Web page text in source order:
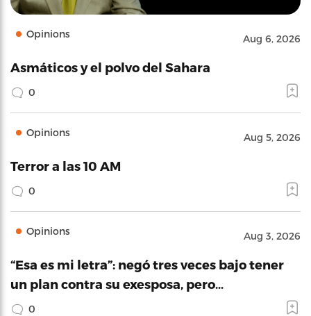
Opinions Aug 6, 2026
Asmáticos y el polvo del Sahara
0
Opinions Aug 5, 2026
Terror a las 10 AM
0
Opinions Aug 3, 2026
“Esa es mi letra”: negó tres veces bajo tener
un plan contra su exesposa, pero…
0